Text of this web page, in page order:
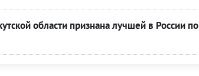
области признана лучшей в России по